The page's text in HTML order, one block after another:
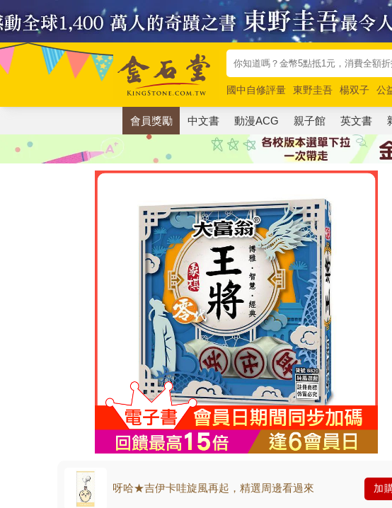
國中自修評量 東野圭吾 楊双子 公
唯紅花綻放
奧德賽 路邊攤新作 馬
會員獎勵 中文書 動漫ACG 親子館 英文書
呀哈★吉伊卡哇旋風再起，精選周邊看過來 加